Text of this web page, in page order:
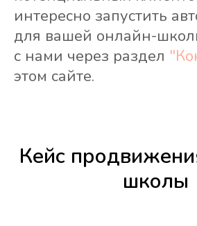
интересно запустить
для вашей онлайн-
с нами через раздел
этом сайте.
Кейс
школы